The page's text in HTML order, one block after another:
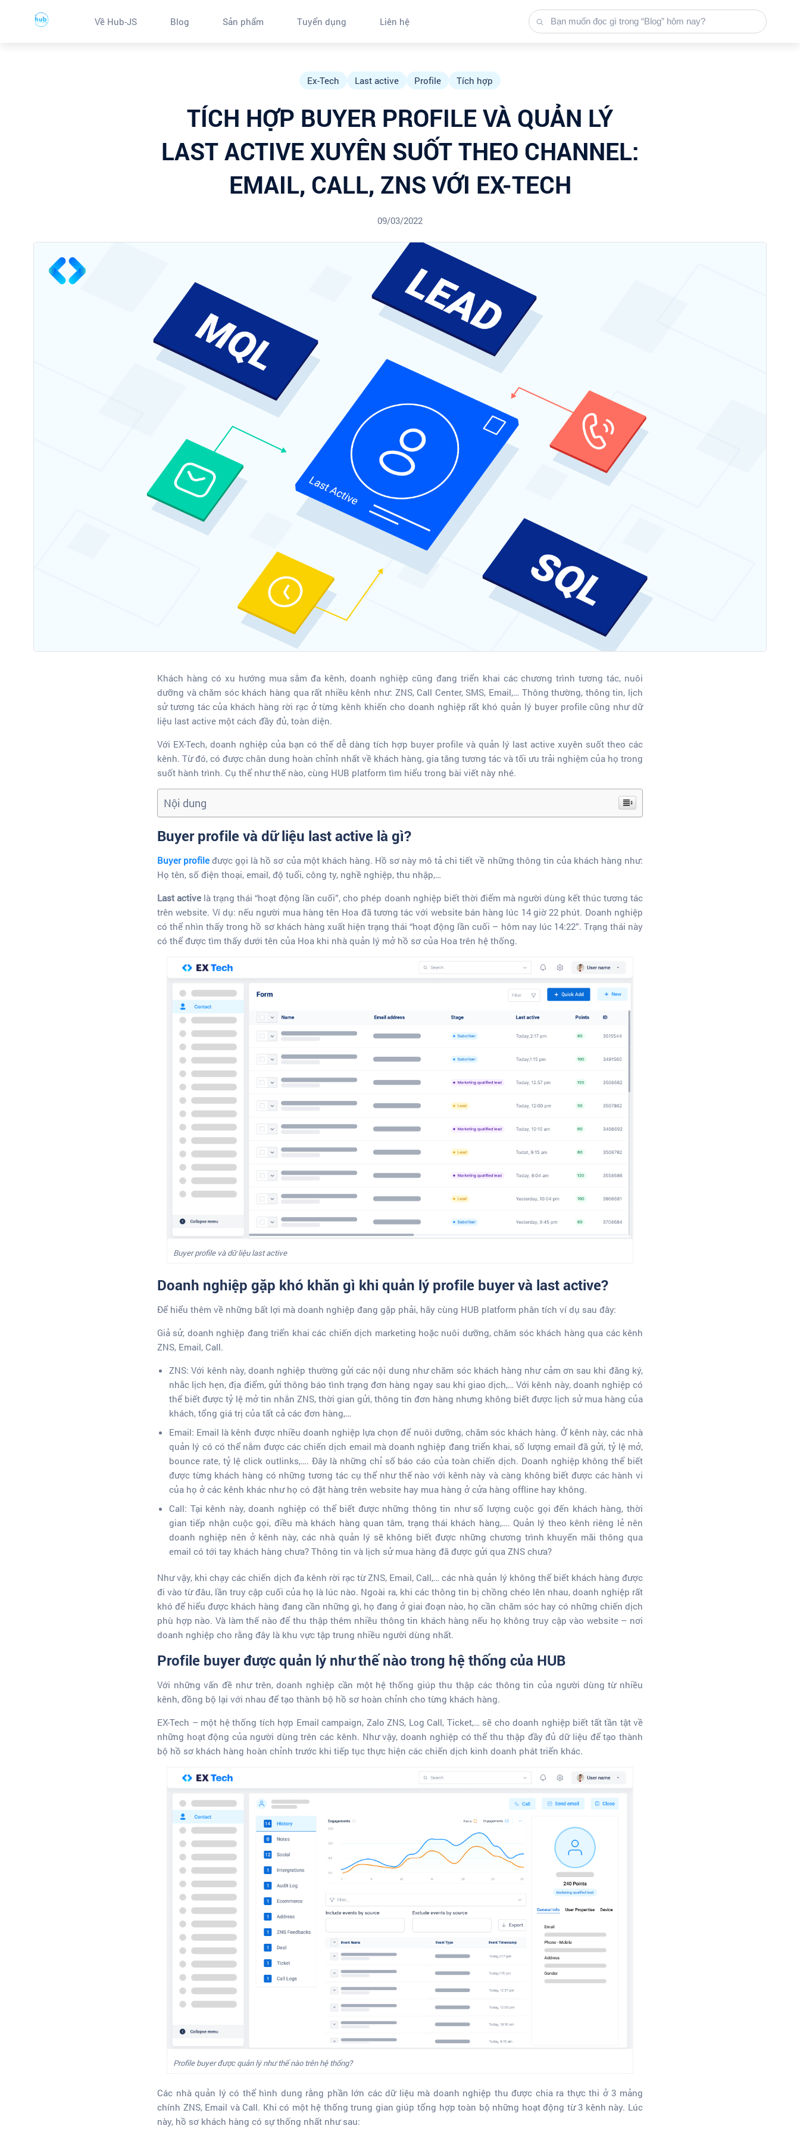
Về Hub-JS Blog Sản phẩm Tuyển dụng Liên hệ
Ex-Tech Last active Profile Tích hợp
TÍCH HỢP BUYER PROFILE VÀ QUẢN LÝ
LAST ACTIVE XUYÊN SUỐT THEO CHANNEL:
EMAIL, CALL, ZNS VỚI EX-TECH
09/03/2022
Khách hàng có xu hướng mua sắm đa kênh, doanh nghiệp cũng đang triển khai các chương trình tương tác, nuôi
dưỡng và chăm sóc khách hàng qua rất nhiều kênh như: ZNS, Call Center, SMS, Email,… Thông thường, thông tin, lịch
sử tương tác của khách hàng rời rạc ở từng kênh khiến cho doanh nghiệp rất khó quản lý buyer profile cũng như dữ
liệu last active một cách đầy đủ, toàn diện.
Với EX-Tech, doanh nghiệp của bạn có thể dễ dàng tích hợp buyer profile và quản lý last active xuyên suốt theo các
kênh. Từ đó, có được chân dung hoàn chỉnh nhất về khách hàng, gia tăng tương tác và tối ưu trải nghiệm của họ trong
suốt hành trình. Cụ thể như thế nào, cùng HUB platform tìm hiểu trong bài viết này nhé.
Nội dung
Buyer profile và dữ liệu last active là gì?
Buyer profile được gọi là hồ sơ của một khách hàng. Hồ sơ này mô tả chi tiết về những thông tin của khách hàng như:
Họ tên, số điện thoại, email, độ tuổi, công ty, nghề nghiệp, thu nhập,…
Last active là trạng thái “hoạt động lần cuối”, cho phép doanh nghiệp biết thời điểm mà người dùng kết thúc tương tác
trên website. Ví dụ: nếu người mua hàng tên Hoa đã tương tác với website bán hàng lúc 14 giờ 22 phút. Doanh nghiệp
có thể nhìn thấy trong hồ sơ khách hàng xuất hiện trạng thái “hoạt động lần cuối – hôm nay lúc 14:22”. Trạng thái này
có thể được tìm thấy dưới tên của Hoa khi nhà quản lý mở hồ sơ của Hoa trên hệ thống.
Buyer profile và dữ liệu last active
Doanh nghiệp gặp khó khăn gì khi quản lý profile buyer và last active?
Để hiểu thêm về những bất lợi mà doanh nghiệp đang gặp phải, hãy cùng HUB platform phân tích ví dụ sau đây:
Giả sử, doanh nghiệp đang triển khai các chiến dịch marketing hoặc nuôi dưỡng, chăm sóc khách hàng qua các kênh
ZNS, Email, Call.
ZNS: Với kênh này, doanh nghiệp thường gửi các nội dung như chăm sóc khách hàng như cảm ơn sau khi đăng ký,
nhắc lịch hẹn, địa điểm, gửi thông báo tình trạng đơn hàng ngay sau khi giao dịch,… Với kênh này, doanh nghiệp có
thể biết được tỷ lệ mở tin nhắn ZNS, thời gian gửi, thông tin đơn hàng nhưng không biết được lịch sử mua hàng của
khách, tổng giá trị của tất cả các đơn hàng,…
Email: Email là kênh được nhiều doanh nghiệp lựa chọn để nuôi dưỡng, chăm sóc khách hàng. Ở kênh này, các nhà
quản lý có có thể nắm được các chiến dịch email mà doanh nghiệp đang triển khai, số lượng email đã gửi, tỷ lệ mở,
bounce rate, tỷ lệ click outlinks,…. Đây là những chỉ số báo cáo của toàn chiến dịch. Doanh nghiệp không thể biết
được từng khách hàng có những tương tác cụ thể như thế nào với kênh này và càng không biết được các hành vi
của họ ở các kênh khác như họ có đặt hàng trên website hay mua hàng ở cửa hàng offline hay không.
Call: Tại kênh này, doanh nghiệp có thể biết được những thông tin như số lượng cuộc gọi đến khách hàng, thời
gian tiếp nhận cuộc gọi, điều mà khách hàng quan tâm, trạng thái khách hàng,…. Quản lý theo kênh riêng lẻ nên
doanh nghiệp nên ở kênh này, các nhà quản lý sẽ không biết được những chương trình khuyến mãi thông qua
email có tới tay khách hàng chưa? Thông tin và lịch sử mua hàng đã được gửi qua ZNS chưa?
Như vậy, khi chạy các chiến dịch đa kênh rời rạc từ ZNS, Email, Call,… các nhà quản lý không thể biết khách hàng được
đi vào từ đâu, lần truy cập cuối của họ là lúc nào. Ngoài ra, khi các thông tin bị chồng chéo lên nhau, doanh nghiệp rất
khó để hiểu được khách hàng đang cần những gì, họ đang ở giai đoạn nào, họ cần chăm sóc hay có những chiến dịch
phù hợp nào. Và làm thế nào để thu thập thêm nhiều thông tin khách hàng nếu họ không truy cập vào website – nơi
doanh nghiệp cho rằng đây là khu vực tập trung nhiều người dùng nhất.
Profile buyer được quản lý như thế nào trong hệ thống của HUB
Với những vấn đề như trên, doanh nghiệp cần một hệ thống giúp thu thập các thông tin của người dùng từ nhiều
kênh, đồng bộ lại với nhau để tạo thành bộ hồ sơ hoàn chỉnh cho từng khách hàng.
EX-Tech – một hệ thống tích hợp Email campaign, Zalo ZNS, Log Call, Ticket,… sẽ cho doanh nghiệp biết tất tần tật về
những hoạt động của người dùng trên các kênh. Như vậy, doanh nghiệp có thể thu thập đầy đủ dữ liệu để tạo thành
bộ hồ sơ khách hàng hoàn chỉnh trước khi tiếp tục thực hiện các chiến dịch kinh doanh phát triển khác.
Profile buyer được quản lý như thế nào trên hệ thống?
Các nhà quản lý có thể hình dung rằng phần lớn các dữ liệu mà doanh nghiệp thu được chia ra thực thi ở 3 mảng
chính ZNS, Email và Call. Khi có một hệ thống trung gian giúp tổng hợp toàn bộ những hoạt động từ 3 kênh này. Lúc
này, hồ sơ khách hàng có sự thống nhất như sau: